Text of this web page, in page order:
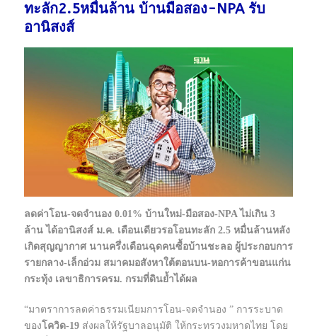
ทะลัก2.5หมื่นล้าน บ้านมือสอง-NPA รับ
อานิสงส์
ลดค่าโอน-จดจำนอง 0.01% บ้านใหม่-มือสอง-NPA ไม่เกิน 3
ล้าน ได้อานิสงส์ ม.ค. เดือนเดียวรอโอนทะลัก 2.5 หมื่นล้านหลัง
เกิดสุญญากาศ นานครึ่งเดือนฉุดคนซื้อบ้านชะลอ ผู้ประกอบการ
รายกลาง-เล็กอ่วม สมาคมอสังหาใต้ตอนบน-หอการค้าขอนแก่น
กระทุ้ง เลขาธิการครม. กรมที่ดินย้ำได้ผล
“มาตราการลดค่าธรรมเนียมการโอน-จดจำนอง ” การระบาด
ของ โควิด-19 ส่งผลให้รัฐบาลอนุมัติ ให้กระทรวงมหาดไทย โดย